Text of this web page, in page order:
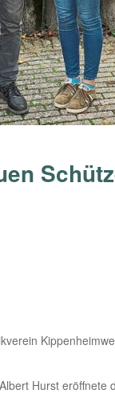
Hurst eröffnete